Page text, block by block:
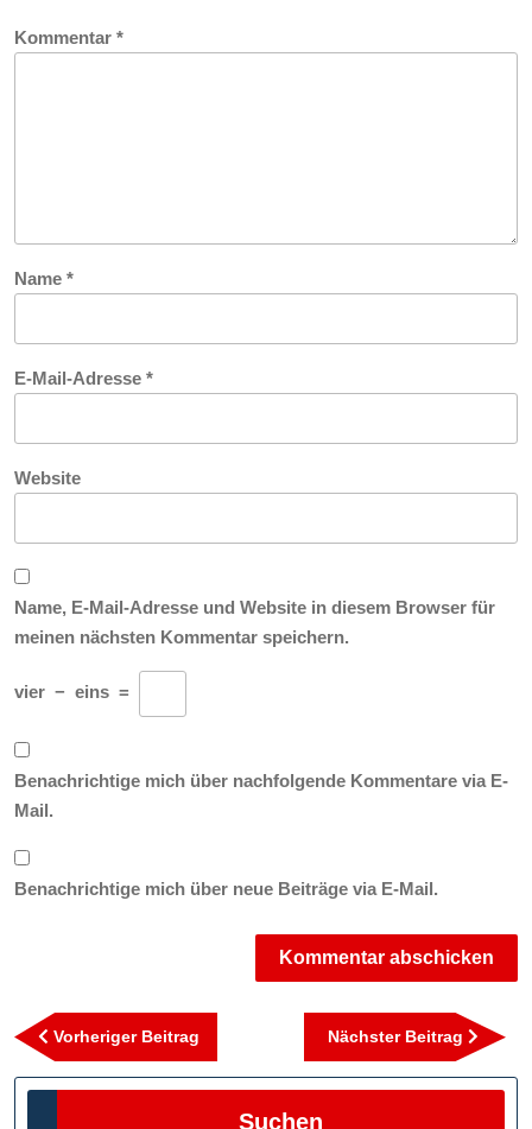
Kommentar *
Name *
E-Mail-Adresse *
Website
Name, E-Mail-Adresse und Website in diesem Browser für
meinen nächsten Kommentar speichern.
vier − eins =
Benachrichtige mich über nachfolgende Kommentare via E-
Mail.
Benachrichtige mich über neue Beiträge via E-Mail.
Beitragsnavigation
Vorheriger Beitrag
Beitrag
Nächster Beitrag
Suchen